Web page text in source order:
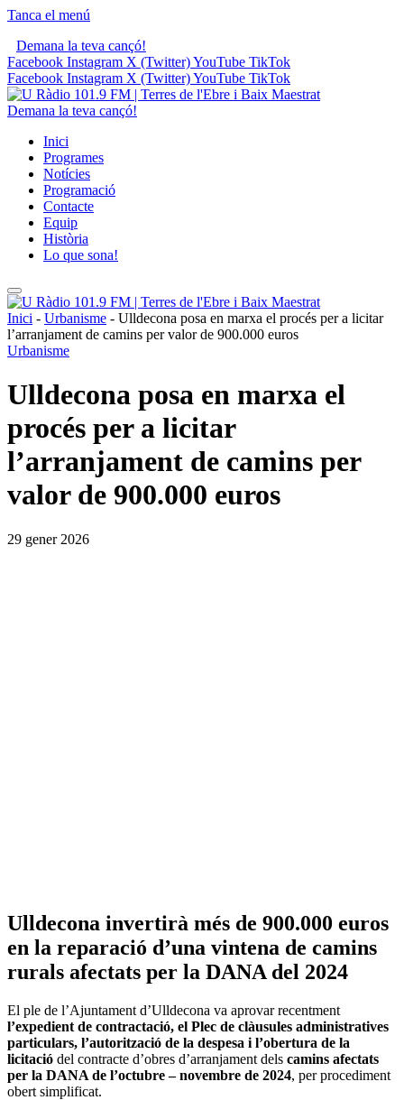
Tanca el menú
Demana la teva cançó!
Facebook Instagram X (Twitter)YouTube TikTok
Facebook Instagram X (Twitter)YouTube TikTok
Demana la teva cançó!
Inici
Programes
Notícies
Programació
Contacte
Equip
Història
Lo que sona!
Inici - Urbanisme - Ulldecona posa en marxa el procés per a licitar
l’arranjament de camins per valor de 900.000 euros
Urbanisme
Ulldecona posa en marxa el
procés per a licitar
l’arranjament de camins per
valor de 900.000 euros
29 gener 2026
Ulldecona invertirà més de 900.000 euros
en la reparació d’una vintena de camins
rurals afectats per la DANA del 2024
El ple de l’Ajuntament d’Ulldecona va aprovar recentment
l’expedient de contractació, el Plec de clàusules administratives
particulars, l’autorització de la despesa i l’obertura de la
licitació del contracte d’obres d’arranjament dels camins afectats
per la DANA de l’octubre – novembre de 2024, per procediment
obert simplificat.